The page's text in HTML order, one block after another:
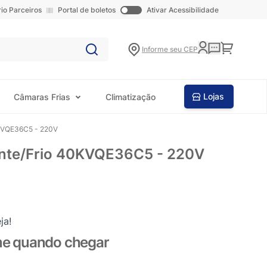
Parceiros Portal de boletos Ativar Acessibilidade
Informe seu CEP Carrinho
Câmaras Frias Climatização Lojas
- 220V
Frio 40KVQE36C5 - 220V
quando chegar